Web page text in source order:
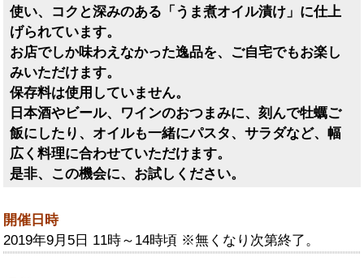
使い、コクと深みのある「うま煮オイル漬け」に仕上
げられています。
お店でしか味わえなかった逸品を、ご自宅でもお楽し
みいただけます。
保存料は使用していません。
日本酒やビール、ワインのおつまみに、刻んで牡蠣ご
飯にしたり、オイルも一緒にパスタ、サラダなど、幅
広く料理に合わせていただけます。
是非、この機会に、お試しください。
開催日時
2019年9月5日 11時～14時頃 ※無くなり次第終了。